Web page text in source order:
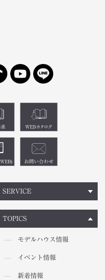
TOPICS
モデルハウス情報
イベント情報
新着情報
SERVICE